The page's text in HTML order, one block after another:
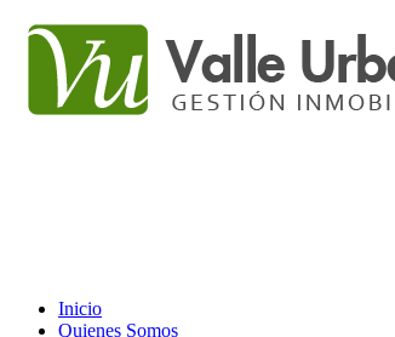
Inicio
Quienes Somos